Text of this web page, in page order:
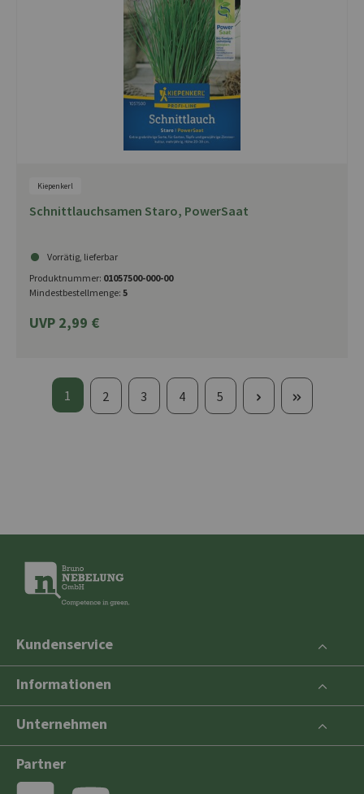
Kiepenkerl
Schnittlauchsamen Staro, PowerSaat
Vorrätig, lieferbar
Produktnummer: 01057500-000-00
Mindestbestellmenge: 5
UVP 2,99 €
Seite
1 Seite
2 Seite
3 Seite
4 Seite
5
Kundenservice
Informationen
Unternehmen
Partner